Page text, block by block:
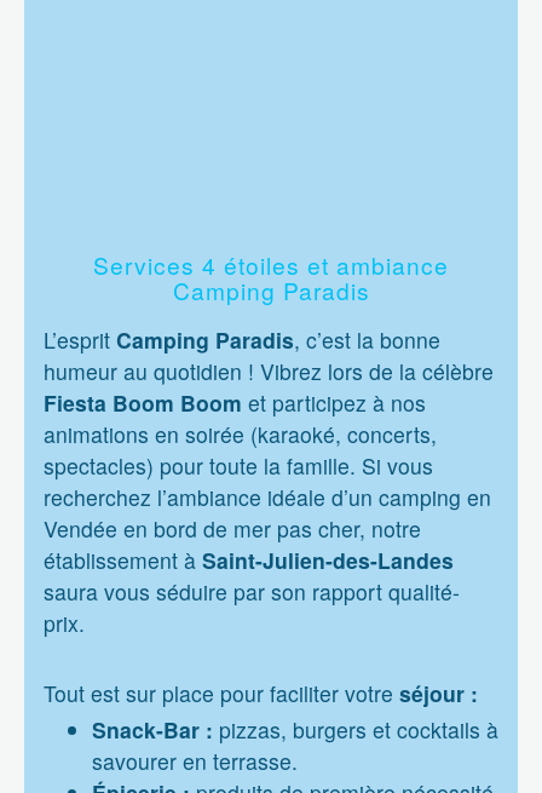
Services 4 étoiles et ambiance
Camping Paradis
L’esprit Camping Paradis, c’est la bonne
humeur au quotidien ! Vibrez lors de la célèbre
Fiesta Boom Boom et participez à nos
animations en soirée (karaoké, concerts,
spectacles) pour toute la famille. Si vous
recherchez l’ambiance idéale d’un camping en
Vendée en bord de mer pas cher, notre
établissement à Saint-Julien-des-Landes
saura vous séduire par son rapport qualité-
prix.
Tout est sur place pour faciliter votre séjour :
Snack-Bar : pizzas, burgers et cocktails à
savourer en terrasse.